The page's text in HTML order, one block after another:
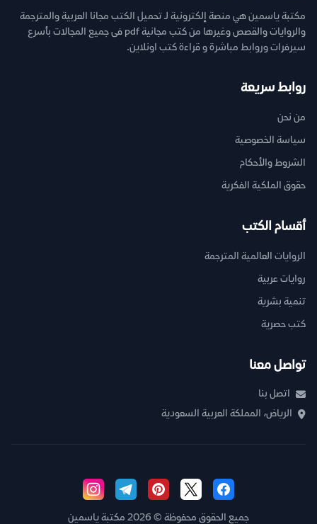
مكتبة ياسمين هي منصة إلكترونية لـ تحميل الكتب مجانا العربية والمترجمة
والروايات والقصص وغيرها من كتب مجانية pdf فى جميع المجالات بأسرع
سيرفرات وروابط مباشرة و قراءة كتب اونلاين.
روابط سريعة
من نحن
سياسة الخصوصية
الشروط والأحكام
حقوق الملكية الفكرية
أقسام الكتب
الروايات العالمية المترجمة
روايات عربية
تنمية بشرية
كتب حصرية
تواصل معنا
اتصل بنا
الرياض، المملكة العربية السعودية
جميع الحقوق محفوظة © 2026 مكتبة ياسمين